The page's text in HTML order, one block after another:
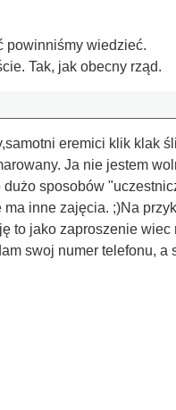
powinniśmy wiedzieć.
Tak, jak obecny rząd.
eremici klik klak
Ja nie jestem
dużo sposobów
inne zajęcia. ;)Na
to jako zaproszenie
swoj numer telefonu, a